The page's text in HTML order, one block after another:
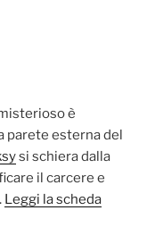
è
parete esterna del
si schiera dalla
il carcere e
Leggi la scheda